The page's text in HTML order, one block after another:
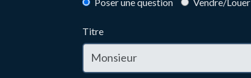
Titre